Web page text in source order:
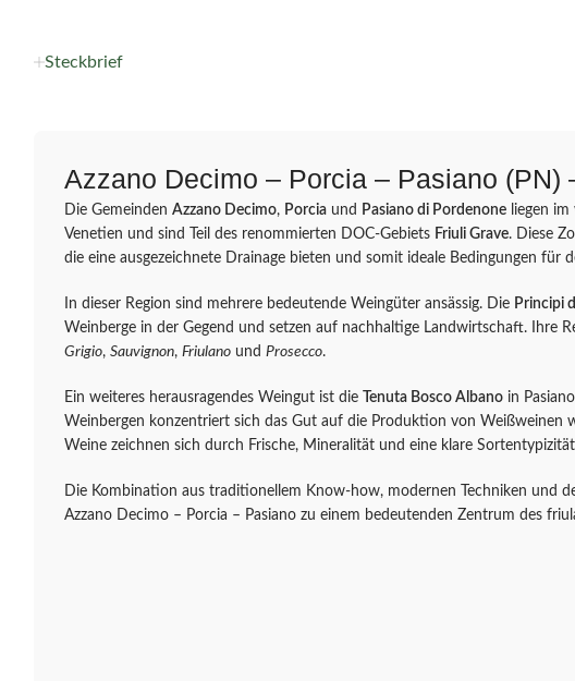
Steckbrief
Azzano Decimo – Porcia – Pasiano
Die Gemeinden Azzano Decimo, Porcia und Pasiano di Pordenone liegen
Venetien und sind Teil des renommierten DOC-Gebiets Friuli Grave. Diese
die eine ausgezeichnete Drainage bieten und somit ideale Bedingungen für
In dieser Region sind mehrere bedeutende Weingüter ansässig. Die Principi
Weinberge in der Gegend und setzen auf nachhaltige Landwirtschaft. Ihre
Grigio, Sauvignon, Friulano und Prosecco.
Ein weiteres herausragendes Weingut ist die Tenuta Bosco Albano in
Weinbergen konzentriert sich das Gut auf die Produktion von Weißweinen
Weine zeichnen sich durch Frische, Mineralität und eine klare
Die Kombination aus traditionellem Know-how, modernen Techniken und
Azzano Decimo – Porcia – Pasiano zu einem bedeutenden Zentrum des